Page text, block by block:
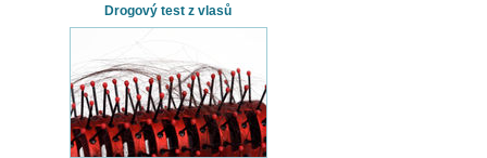
Drogový test z vlasů